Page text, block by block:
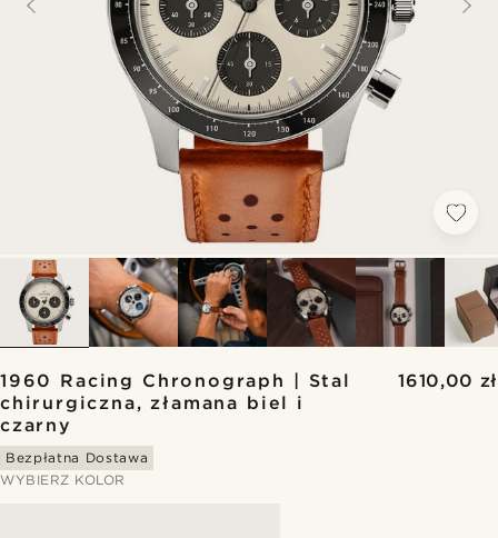
1960 Racing Chronograph | Stal
chirurgiczna, złamana biel i
czarny
1610,00 zł
Bezpłatna Dostawa
WYBIERZ KOLOR